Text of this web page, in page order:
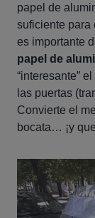
papel de
suficiente para
es importante
papel de
“interesante”
las puertas
Convierte el
bocata… ¡y